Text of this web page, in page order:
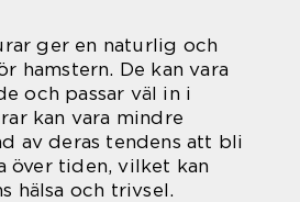
ger en naturlig och
hamstern. De kan vara
och passar väl in i
kan vara mindre
av deras tendens att bli
över tiden, vilket kan
hälsa och trivsel.